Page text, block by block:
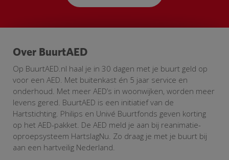
Over BuurtAED
Op BuurtAED.nl haal je in 30 dagen met je buurt geld op
voor een AED. Met buitenkast én 5 jaar service en
onderhoud. Met meer AED’s in woonwijken, worden meer
levens gered. BuurtAED is een initiatief van de
Hartstichting. Philips en Univé Buurtfonds geven korting
op het AED-pakket. De AED meld je aan bij reanimatie-
oproepsysteem HartslagNu. Zo draag je met je buurt bij
aan een hartveilig Nederland.